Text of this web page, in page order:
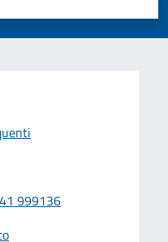
5
999136